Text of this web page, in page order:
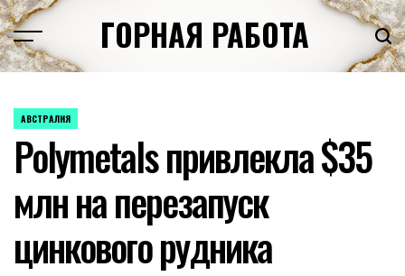
Перейти
к
содержимому
ГОРНАЯ РАБОТА
ОПУБЛИКОВАНО
АВСТРАЛИЯ
Polymetals привлекла $35
млн на перезапуск
цинкового рудника